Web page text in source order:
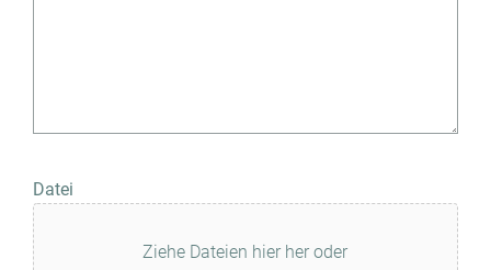
Datei
Ziehe Dateien hier her oder